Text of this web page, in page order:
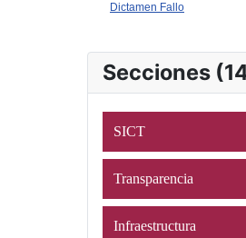
Dictamen Fallo
Secciones
SICT
Transparencia
Infraestructura